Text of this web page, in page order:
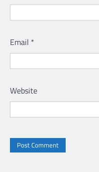
Email *
Website